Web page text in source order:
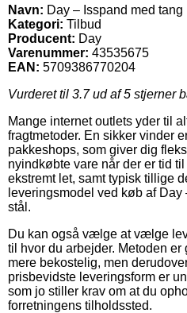
Navn: Day – Isspand med tang
Kategori: Tilbud
Producent: Day
Varenummer: 43535675
EAN: 5709386770204
Vurderet til 3.7ud af 5 stjerner
Mange internet outlets yder til
fragtmetoder. En sikker vinder
pakkeshops, som giver dig
nyindkøbte vare når der er tid
ekstremt let, samt typisk tillige
leveringsmodel ved køb af
stål.
Du kan også vælge at vælge
til hvor du arbejder. Metoden
mere bekostelig, men
prisbevidste leveringsform er
som jo stiller krav om at du
forretningens tilholdssted.